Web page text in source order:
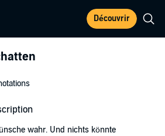
Découvrir
wahr. Und nichts könnte